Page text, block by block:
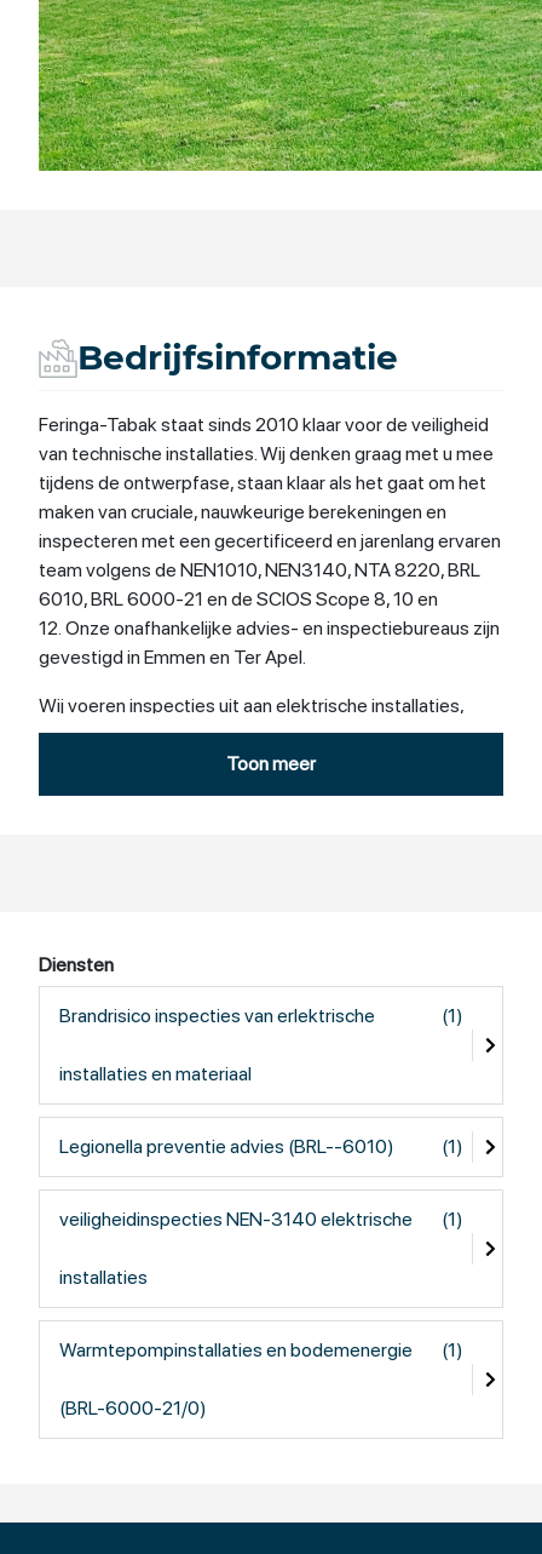
Bedrijfsinformatie
Feringa-Tabak staat sinds 2010 klaar voor de veiligheid
van technische installaties. Wij denken graag met u mee
tijdens de ontwerpfase, staan klaar als het gaat om het
maken van cruciale, nauwkeurige berekeningen en
inspecteren met een gecertificeerd en jarenlang ervaren
team volgens de NEN1010, NEN3140, NTA 8220, BRL
6010, BRL 6000-21 en de SCIOS Scope 8, 10 en
12. Onze onafhankelijke advies- en inspectiebureaus zijn
gevestigd in Emmen en Ter Apel.
Wij voeren inspecties uit aan elektrische installaties,
drinkwaterinstallaties en klimaatinstallaties. Zijn er
vragen of wilt u onze expertise graag inschakelen voor
uw nieuwe of bestaande installatie? Neem dan ten alle
Toon meer
Diensten
Brandrisico inspecties van erlektrische
installaties en materiaal
(1)
Legionella preventie advies (BRL--6010) (1)
veiligheidinspecties NEN-3140 elektrische
installaties
(1)
Warmtepompinstallaties en bodemenergie
(BRL-6000-21/0)
(1)